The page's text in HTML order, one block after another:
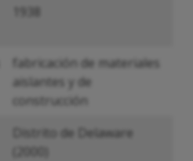
fabricación de materiales
aislantes y de
construcción
Distrito de Delaware
(2000)